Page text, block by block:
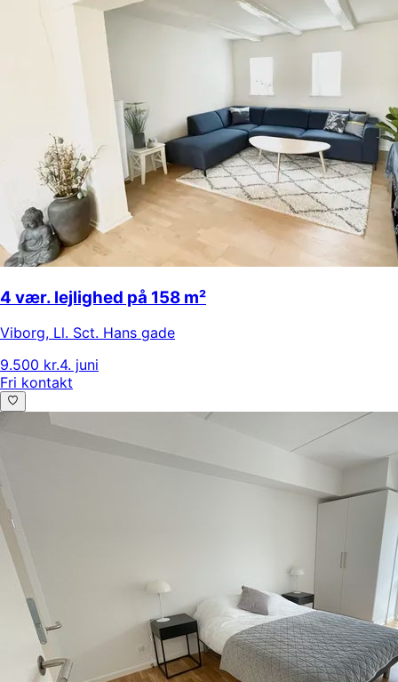
4 vær. lejlighed på 158 m²
Viborg, Ll. Sct. Hans gade
9.500 kr.4. juni
Fri kontakt